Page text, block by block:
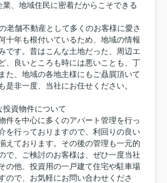
、地域住民に密着だからこそできる
老舗不動産として多くのお客様に愛さ
十年も根付いているため、地域の情報
です。昔はこんな土地だった、周辺エ
、良いところも時には悪いことも、丁
た、地域の各地主様にもご贔屓頂いて
是非一度、当社にお任せください。
資物件について
件を中心に多くのアパート管理を行っ
を行っておりますので、利回りの良い
えております。その後の管理も一元的
で、ご検討のお客様は、ぜひ一度当社
の他、投資用の一戸建て住宅や駐車場
ので、お気軽にお問い合わせくださ